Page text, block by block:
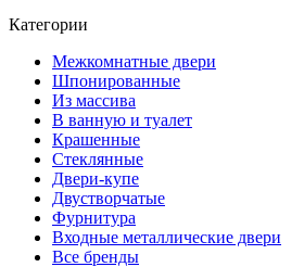
Категории
Межкомнатные двери
Шпонированные
Из массива
В ванную и туалет
Крашенные
Стеклянные
Двери-купе
Двустворчатые
Фурнитура
Входные металлические двери
Все бренды